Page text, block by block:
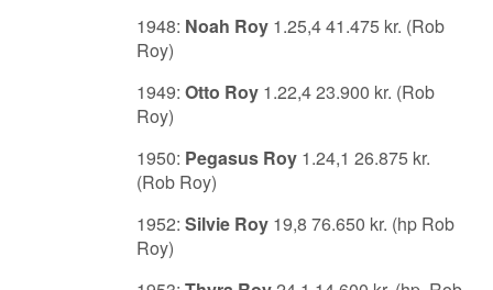
1948: Noah Roy 1.25,4 41.475 kr. (Rob
Roy)
1949:Otto Roy 1.22,4 23.900 kr. (Rob
Roy)
1950: Pegasus Roy 1.24,1 26.875 kr.
(Rob Roy)
1952:Silvie Roy 19,8 76.650 kr. (hp Rob
Roy)